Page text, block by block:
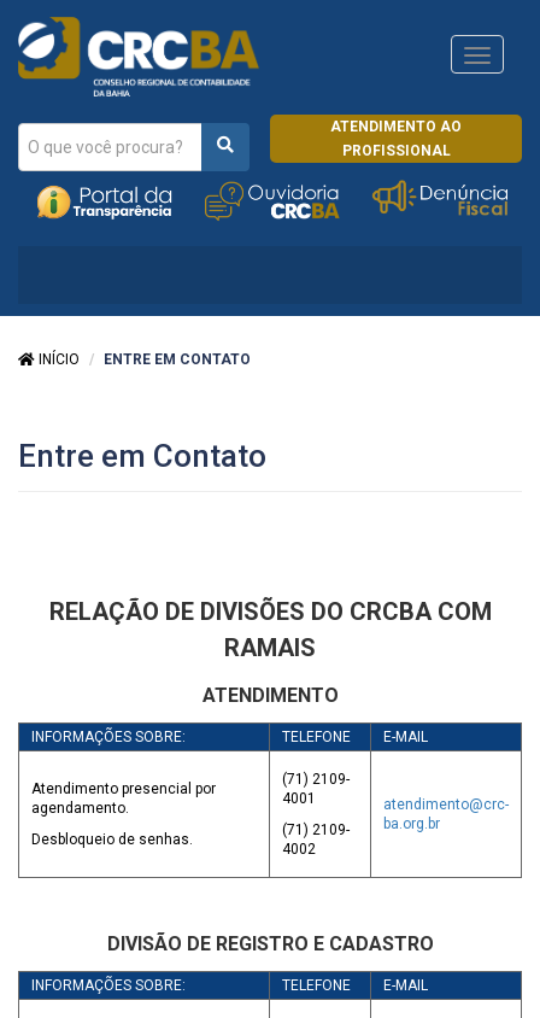
ATENDIMENTO AO
PROFISSIONAL
CRCRJ
INÍCIO ENTRE EM CONTATO
Entre em Contato
RELAÇÃO DE DIVISÕES DO CRCBA COM
RAMAIS
ATENDIMENTO
INFORMAÇÕES SOBRE: TELEFONE E-MAIL
Atendimento presencial por
agendamento.
Desbloqueio de senhas.
(71) 2109-
4001
(71) 2109-
4002
atendimento@crc-
ba.org.br
DIVISÃO DE REGISTRO E CADASTRO
INFORMAÇÕES SOBRE: TELEFONE E-MAIL